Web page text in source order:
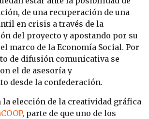
de una recuperación de una
en crisis a través de la
del proyecto y apostando por su
marco de la Economía Social. Por
de difusión comunicativa se
el de asesoría y
desde la confederación.
la elección de la creatividad gráfica
, parte de que uno de los